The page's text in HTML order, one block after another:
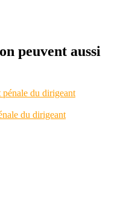
peuvent aussi
du dirigeant